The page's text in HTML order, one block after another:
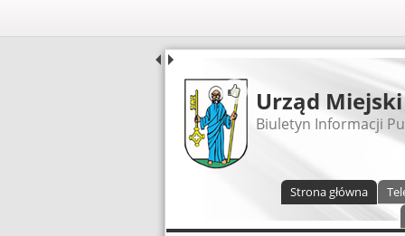
UDOSTĘPNIJ
Urząd
Biuletyn Informacji
Strona główna